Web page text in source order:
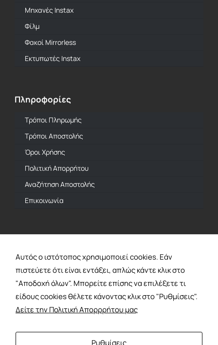
Mηχανές Instax
Φίλμ
Φακοί Mirrorless
Εκτυπωτές Instax
Πληροφορίες
Τρόποι Πληρωμής
Τρόποι Αποστολής
Όροι Χρήσης
Πολιτική Απορρήτου
Αναζήτηση Αποστολής
Επικοινωνία
Πληρωμή Με
Αυτός ο ιστότοπος χρησιμοποιεί cookies. Εάν
πιστεύετε ότι είναι εντάξει, απλώς κάντε κλικ στο
"Αποδοχή όλων". Μπορείτε επίσης να επιλέξετε τι
είδους cookies θέλετε κάνοντας κλικ στο "Ρυθμίσεις".
Δείτε την Πολιτική Απορρρήτου μας
Ρυθμίσεις